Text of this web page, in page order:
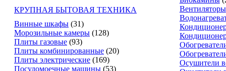
КРУПНАЯ БЫТОВАЯ ТЕХНИКА
Винные шкафы (31)
Морозильные камеры (128)
Плиты газовые (93)
Плиты комбинированные (20)
Плиты электрические (169)
Посудомоечные машины (53)
Вентиляторы
Осушители